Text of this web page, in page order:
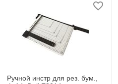
Ручной инстр для рез. бум.,